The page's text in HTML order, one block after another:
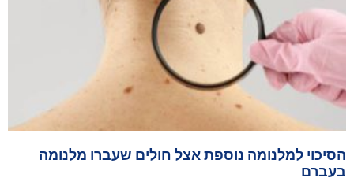
הסיכוי למלנומה נוספת אצל חולים שעברו מלנומה
בעברם